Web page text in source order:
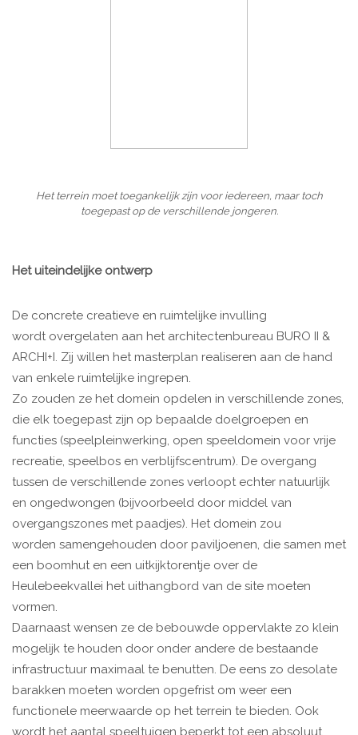
Het terrein moet toegankelijk zijn voor iedereen, maar toch
toegepast op de verschillende jongeren.
Het uiteindelijke ontwerp
De concrete creatieve en ruimtelijke invulling
wordt overgelaten aan het architectenbureau BURO II &
ARCHI+I. Zij willen het masterplan realiseren aan de hand
van enkele ruimtelijke ingrepen.
Zo zouden ze het domein opdelen in verschillende zones,
die elk toegepast zijn op bepaalde doelgroepen en
functies (speelpleinwerking, open speeldomein voor vrije
recreatie, speelbos en verblijfscentrum). De overgang
tussen de verschillende zones verloopt echter natuurlijk
en ongedwongen (bijvoorbeeld door middel van
overgangszones met paadjes). Het domein zou
worden samengehouden door paviljoenen, die samen met
een boomhut en een uitkijktorentje over de
Heulebeekvallei het uithangbord van de site moeten
vormen.
Daarnaast wensen ze de bebouwde oppervlakte zo klein
mogelijk te houden door onder andere de bestaande
infrastructuur maximaal te benutten. De eens zo desolate
barakken moeten worden opgefrist om weer een
functionele meerwaarde op het terrein te bieden. Ook
wordt het aantal speeltuigen beperkt tot een absoluut